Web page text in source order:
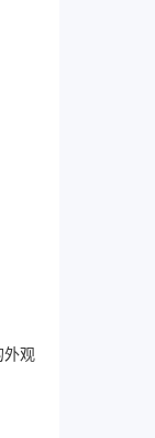
外观